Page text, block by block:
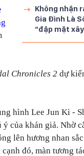
Không nhận
Gia Đình Là
“đập mặt
Chronicles 2 dự
hình Lee Jun Ki -
của khán giả. Nhờ
lên hương nhan
đó, màn tương